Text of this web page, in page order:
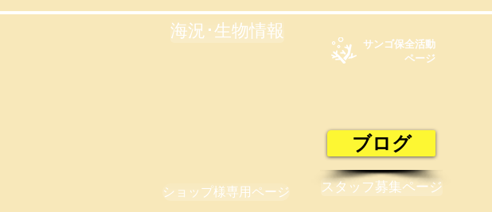
海況･生物情報
サンゴ保全活動​
ページ
ブログ
ショップ様専用ページ スタッフ募集ページ